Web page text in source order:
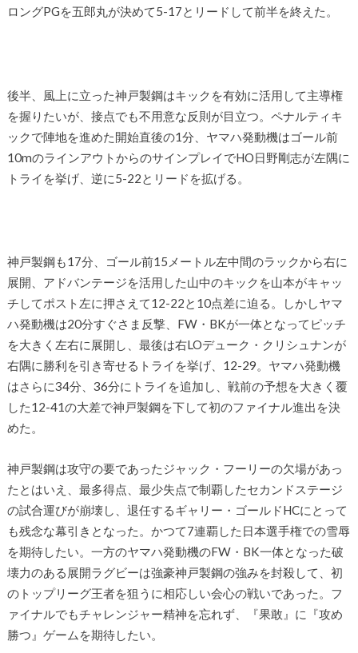
ロングPGを五郎丸が決めて5-17とリードして前半を終えた。
後半、風上に立った神戸製鋼はキックを有効に活用して主導権
を握りたいが、接点でも不用意な反則が目立つ。ペナルティキ
ックで陣地を進めた開始直後の1分、ヤマハ発動機はゴール前
10mのラインアウトからのサインプレイでHO日野剛志が左隅に
トライを挙げ、逆に5-22とリードを拡げる。
神戸製鋼も17分、ゴール前15メートル左中間のラックから右に
展開、アドバンテージを活用した山中のキックを山本がキャッ
チしてポスト左に押さえて12-22と10点差に迫る。しかしヤマ
ハ発動機は20分すぐさま反撃、FW・BKが一体となってピッチ
を大きく左右に展開し、最後は右LOデューク・クリシュナンが
右隅に勝利を引き寄せるトライを挙げ、12-29。ヤマハ発動機
はさらに34分、36分にトライを追加し、戦前の予想を大きく覆
した12-41の大差で神戸製鋼を下して初のファイナル進出を決
めた。
神戸製鋼は攻守の要であったジャック・フーリーの欠場があっ
たとはいえ、最多得点、最少失点で制覇したセカンドステージ
の試合運びが崩壊し、退任するギャリー・ゴールドHCにとって
も残念な幕引きとなった。かつて7連覇した日本選手権での雪辱
を期待したい。一方のヤマハ発動機のFW・BK一体となった破
壊力のある展開ラグビーは強豪神戸製鋼の強みを封殺して、初
のトップリーグ王者を狙うに相応しい会心の戦いであった。フ
ァイナルでもチャレンジャー精神を忘れず、『果敢』に『攻め
勝つ』ゲームを期待したい。